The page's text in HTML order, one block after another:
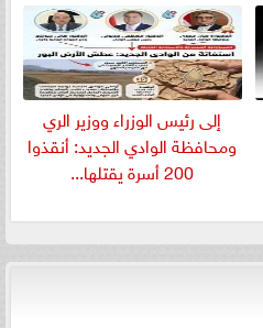
إلى رئيس الوزراء ووزير الري
ومحافظة الوادي الجديد: أنقذوا
200 أسرة يقتلها...